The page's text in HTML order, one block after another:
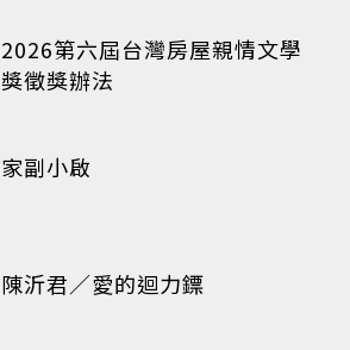
2026第六屆台灣房屋親情文學
獎徵獎辦法
家副小啟
陳沂君／愛的迴力鏢